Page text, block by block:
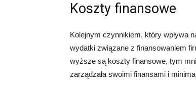
Koszty finansowe
Kolejnym czynnikiem, który wpływa
wydatki związane z finansowaniem
wyższe są koszty finansowe, tym
zarządzała swoimi finansami i